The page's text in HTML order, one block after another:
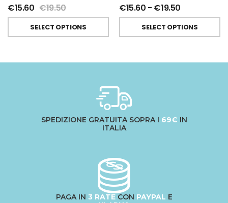
€15.60 €19.50
SELECT OPTIONS
€15.60 - €19.50
SELECT OPTIONS
SPEDIZIONE GRATUITA SOPRA I 69€ IN
ITALIA
PAGA IN 3 RATECON PAYPAL E